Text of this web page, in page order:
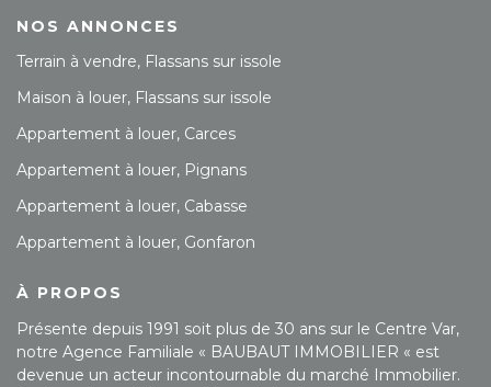
NOS ANNONCES
Terrain à vendre, Flassans sur issole
Maison à louer, Flassans sur issole
Appartement à louer, Carces
Appartement à louer, Pignans
Appartement à louer, Cabasse
Appartement à louer, Gonfaron
À PROPOS
Présente depuis 1991 soit plus de 30 ans sur le Centre Var,
notre Agence Familiale « BAUBAUT IMMOBILIER « est
devenue un acteur incontournable du marché Immobilier.